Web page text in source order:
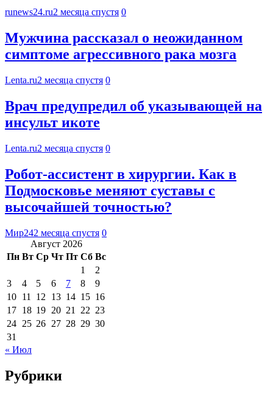
runews24.ru2 месяца спустя 0
Мужчина рассказал о неожиданном
симптоме агрессивного рака мозга
Lenta.ru2 месяца спустя 0
Врач предупредил об указывающей на
инсульт икоте
Lenta.ru2 месяца спустя 0
Робот-ассистент в хирургии. Как в
Подмосковье меняют суставы с
высочайшей точностью?
Мир242 месяца спустя 0
Август 2026
Пн Вт Ср Чт Пт Сб Вс
1
2
3
4 5 6 7 8
9
10 11 12 13 14 15 16
17 18 19 20 21 22 23
24 25 26 27 28 29 30
31
« Июл
Рубрики